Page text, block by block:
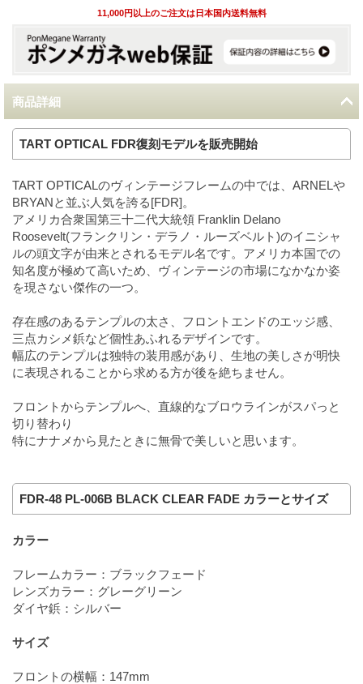
11,000円以上のご注文は日本国内送料無料
商品詳細
TART OPTICAL FDR復刻モデルを販売開始
TART OPTICALのヴィンテージフレームの中では、ARNELや
BRYANと並ぶ人気を誇る[FDR]。
アメリカ合衆国第三十二代大統領 Franklin Delano
Roosevelt(フランクリン・デラノ・ルーズベルト)のイニシャ
ルの頭文字が由来とされるモデル名です。アメリカ本国での
知名度が極めて高いため、ヴィンテージの市場になかなか姿
を現さない傑作の一つ。
存在感のあるテンプルの太さ、フロントエンドのエッジ感、
三点カシメ鋲など個性あふれるデザインです。
幅広のテンプルは独特の装用感があり、生地の美しさが明快
に表現されることから求める方が後を絶ちません。
フロントからテンプルへ、直線的なブロウラインがスパっと
切り替わり
特にナナメから見たときに無骨で美しいと思います。
FDR-48 PL-006B BLACK CLEAR FADE カラーとサイズ
カラー
フレームカラー：ブラックフェード
レンズカラー：グレーグリーン
ダイヤ鋲：シルバー
サイズ
フロントの横幅：147mm